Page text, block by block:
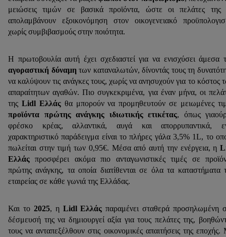
μειώσεις τιμών σε βασικά προϊόντα, ώστε οι πελάτες της
απολαμβάνουν εξοικονόμηση στον οικογενειακό
χωρίς συμβιβασμούς στην ποιότητα.
Η πρωτοβουλία αυτή έχει σχεδιαστεί για να ενισχύσει άμεσα
αγοραστική δύναμη των καταναλωτών, δίνοντάς τους τη
να καλύψουν τις ανάγκες τους, χωρίς να ανησυχούν για το κόστος
απαραίτητων αγαθών. Πιο συγκεκριμένα, για έναν μήνα, οι
της LidlΕλλάςθα μπορούν να προμηθευτούν σε μειωμένες
προϊόντα πρώτης ανάγκης ιδιωτικής ετικέτας, όπως
φρέσκο κρέας, αλλαντικά, αυγά και απορρυπαντικά,
χαρακτηριστικό παράδειγμα είναι το πλήρες γάλα 3,5% 1L, το
πωλείται στην τιμή των 0,95€. Μέσα από αυτή την ενέργεια, η
Ελλάς προσφέρει ακόμα πιο ανταγωνιστικές τιμές σε
πρώτης ανάγκης, τα οποία διατίθενται σε όλα τα καταστήματα
εταιρείας σε κάθε γωνιά της Ελλάδας.
Και το 2025, η Lidl Ελλάς παραμένει σταθερά προσηλωμένη
δέσμευσή της να δημιουργεί αξία για τους πελάτες της,
τους να ανταπεξέλθουν στις οικονομικές απαιτήσεις της